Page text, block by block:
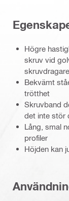
Högre
skruv vid
skruvdragare
Bekvämt
trötthet
Skruvband
det inte stör
Lång, smal
profiler
Höjden kan